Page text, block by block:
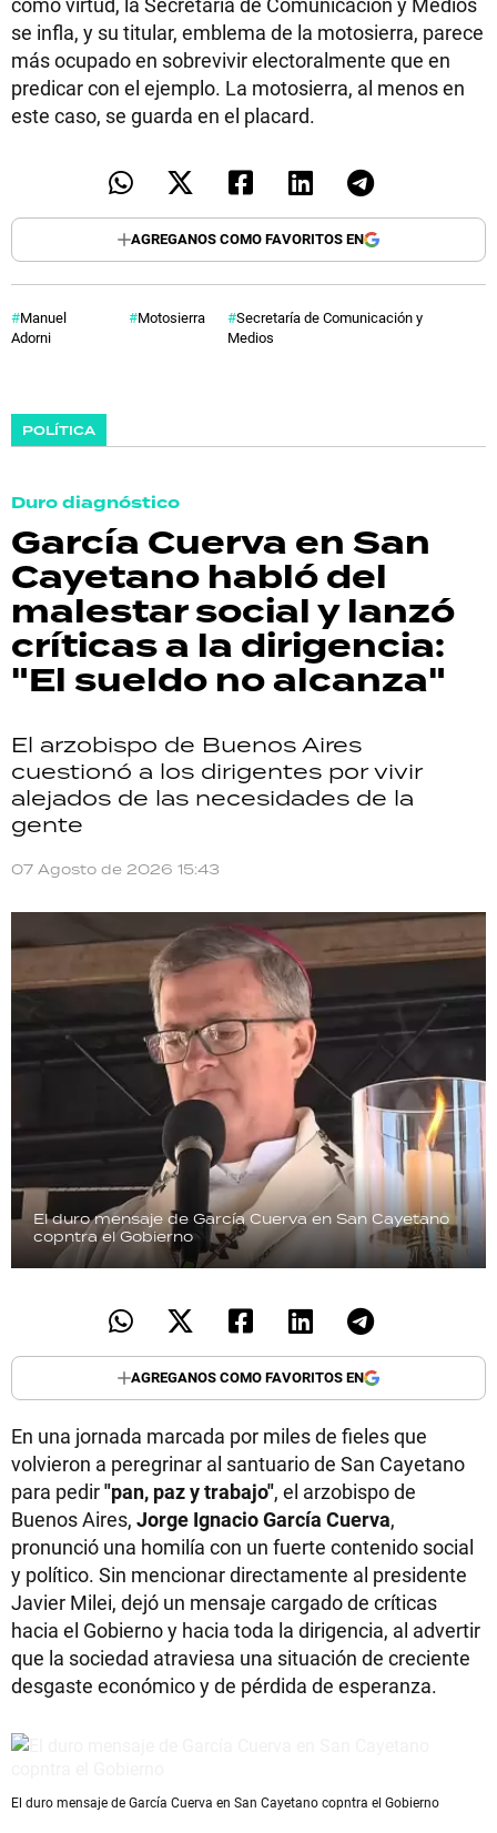
se infla, y su titular, emblema de la motosierra, parece
más ocupado en sobrevivir electoralmente que en
predicar con el ejemplo. La motosierra, al menos en
este caso, se guarda en el placard.
AGREGANOS COMO FAVORITOS EN
Manuel
Adorni
Motosierra
Secretaría de Comunicación y
Medios
POLÍTICA
Duro diagnóstico
García Cuerva en San
Cayetano habló del
malestar social y lanzó
críticas a la dirigencia:
"El sueldo no alcanza"
El arzobispo de Buenos Aires
cuestionó a los dirigentes por vivir
alejados de las necesidades de la
gente
07 Agosto de 2026 15:43
El duro mensaje de García Cuerva en San Cayetano
copntra el Gobierno
AGREGANOS COMO FAVORITOS EN
En una jornada marcada por miles de fieles que
volvieron a peregrinar al santuario de San Cayetano
para pedir"pan, paz y trabajo", el arzobispo de
Buenos Aires, Jorge Ignacio García Cuerva,
pronunció una homilía con un fuerte contenido social
y político. Sin mencionar directamente al presidente
Javier Milei, dejó un mensaje cargado de críticas
hacia el Gobierno y hacia toda la dirigencia, al advertir
que la sociedad atraviesa una situación de creciente
desgaste económico y de pérdida de esperanza.
El duro mensaje de García Cuerva en San Cayetano copntra el Gobierno